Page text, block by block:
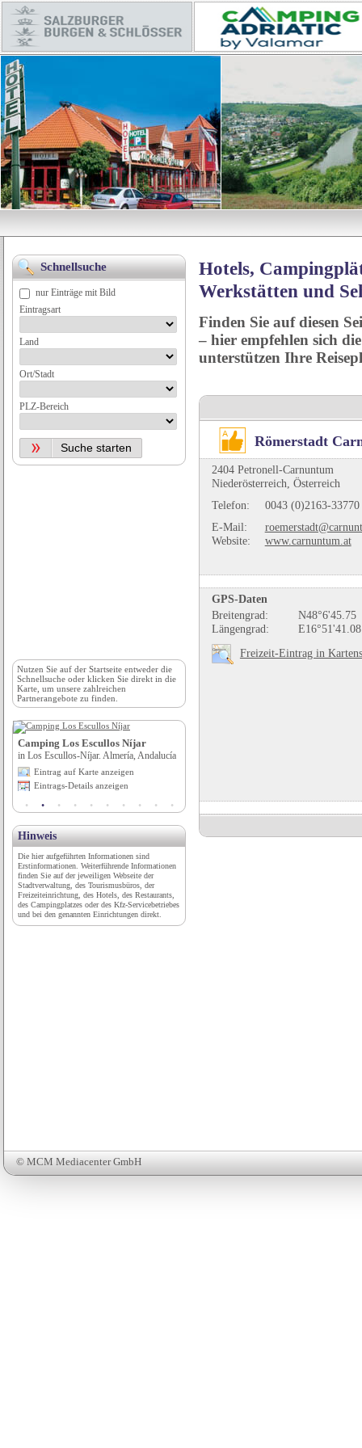
Hotels,
Werkstätten und
Finden Sie auf diesen
– hier empfehlen sich
unterstützen Ihre
Römerstadt
2404 Petronell-Carnuntum
Niederösterreich, Österreich
Telefon:
0043 (0)2163-33770
E-Mail:
Website:
www.carnuntum.at
GPS-Daten
Breitengrad:
N48°6'45.75
Längengrad:
E16°51'41.08
Freizeit-Eintrag in
© MCM Mediacenter GmbH
Schnellsuche
nur Einträge mit Bild
Eintragsart
Land
Ort/Stadt
PLZ-Bereich
Nutzen Sie auf der Startseite entweder die
Schnellsuche oder klicken Sie direkt in die
Karte, um unsere zahlreichen
Partnerangebote zu finden.
Camping Los Escullos Níjar
in Los Escullos-Níjar. Almería, Andalucía
Eintrag auf Karte anzeigen
Eintrags-Details anzeigen
Hinweis
Die hier aufgeführten Informationen sind
Erstinformationen. Weiterführende Informationen
finden Sie auf der jeweiligen Webseite der
Stadtverwaltung, des Tourismusbüros, der
Freizeiteinrichtung, des Hotels, des Restaurants,
des Campingplatzes oder des Kfz-Servicebetriebes
und bei den genannten Einrichtungen direkt.